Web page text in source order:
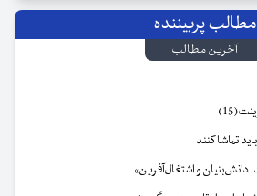
مطالب پربیننده
آخرین مطالب